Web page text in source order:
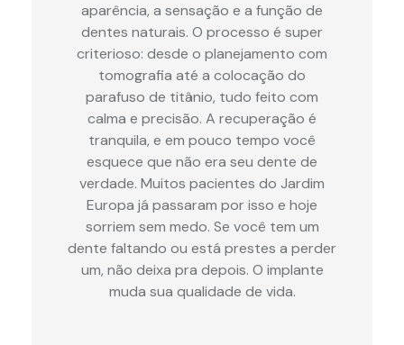
aparência, a sensação e a função de
dentes naturais. O processo é super
criterioso: desde o planejamento com
tomografia até a colocação do
parafuso de titânio, tudo feito com
calma e precisão. A recuperação é
tranquila, e em pouco tempo você
esquece que não era seu dente de
verdade. Muitos pacientes do Jardim
Europa já passaram por isso e hoje
sorriem sem medo. Se você tem um
dente faltando ou está prestes a perder
um, não deixa pra depois. O implante
muda sua qualidade de vida.